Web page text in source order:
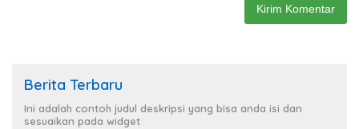
Berita Terbaru
Ini adalah contoh judul deskripsi yang bisa anda isi dan
sesuaikan pada widget